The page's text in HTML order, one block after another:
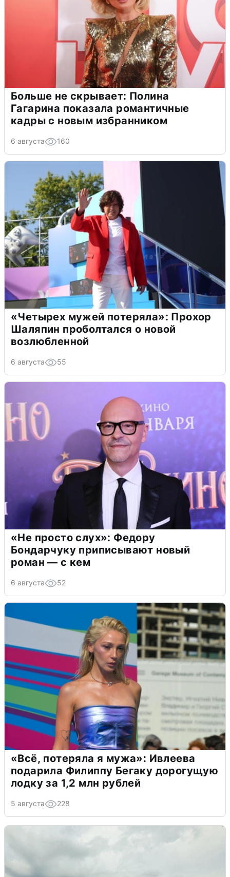
Больше не скрывает: Полина
Гагарина показала романтичные
кадры с новым избранником
6 августа 160
«Четырех мужей потеряла»: Прохор
Шаляпин проболтался о новой
возлюбленной
6 августа 55
«Не просто слух»: Федору
Бондарчуку приписывают новый
роман — с кем
6 августа 52
«Всё, потеряла я мужа»: Ивлеева
подарила Филиппу Бегаку дорогущую
лодку за 1,2 млн рублей
5 августа 228